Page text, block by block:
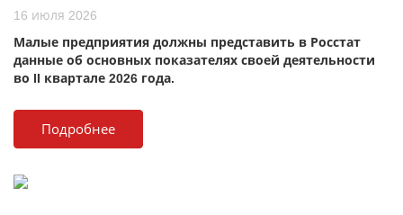
16 июля 2026
Малые предприятия должны представить в Росстат
данные об основных показателях своей деятельности
во II квартале 2026 года.
Подробнее